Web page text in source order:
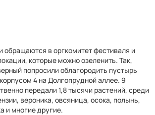
обращаются в оргкомитет фестиваля и
которые можно озеленить. Так,
попросили облагородить пустырь
4 на Долгопрудной аллее. 9
передали 1,8 тысячи растений, среди
вероника, овсяница, осока, полынь,
и многие другие.